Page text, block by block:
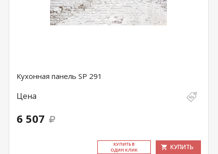
Кухонная панель SP 291
Цена
6 507
КУ­ПИТЬ В
ОДИН КЛИК
КУПИТЬ